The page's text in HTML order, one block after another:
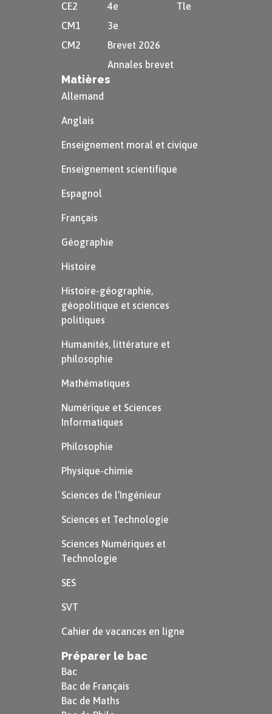
CE2
CM1
CM2
4e
3e
Brevet 2026
Annales brevet
Tle
Matières
Allemand
Anglais
Enseignement moral et civique
Enseignement scientifique
Espagnol
Français
Géographie
Histoire
Histoire-géographie,
géopolitique et sciences
politiques
Humanités, littérature et
philosophie
Mathématiques
Numérique et Sciences
Informatiques
Philosophie
Physique-chimie
Sciences de l’Ingénieur
Sciences et Technologie
Sciences Numériques et
Technologie
SES
SVT
Cahier de vacances en ligne
Préparer le bac
Bac
Bac de Français
Bac de Maths